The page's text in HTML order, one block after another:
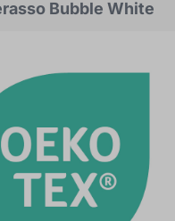
Bubble White